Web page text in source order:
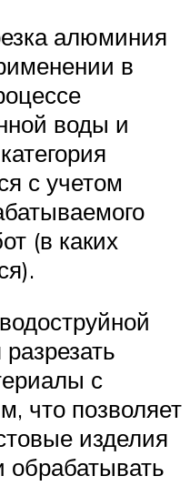
алюминия
в
воды и
с учетом
(в каких
с
что позволяет
изделия
обрабатывать